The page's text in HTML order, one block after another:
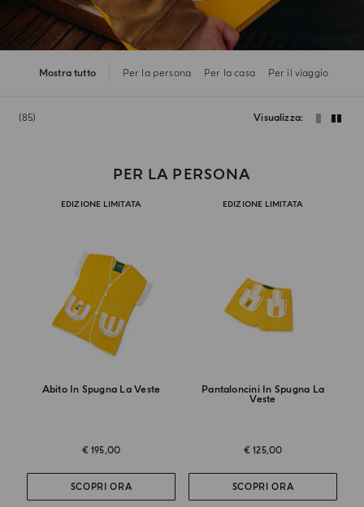
Mostra tutto Per la persona Per la casa Per il viaggio
85 Visualizza
PER LA PERSONA
EDIZIONE LIMITATA
Abito In Spugna La Veste
€ 195,00
SCOPRI ORA
EDIZIONE LIMITATA
Pantaloncini In Spugna La
Veste
€ 125,00
SCOPRI ORA